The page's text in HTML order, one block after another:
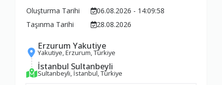
Oluşturma Tarihi
06.08.2026 - 14:09:58
Taşınma Tarihi
28.08.2026
Erzurum Yakutiye
Yakutiye, Erzurum, Türkiye
İstanbul Sultanbeyli
Sultanbeyli, İstanbul, Türkiye